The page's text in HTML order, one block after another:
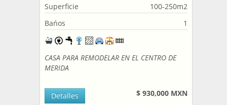
Superficie
100-250m2
Bańos
1
CASA PARA REMODELAR EN EL CENTRO DE
MERIDA
$ 930,000 MXN
Detalles